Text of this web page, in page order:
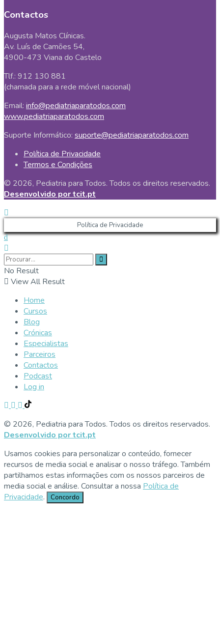
Contactos
Augusta Matos Clínicas.
Av. Luís de Camões 54,
4900-473 Viana do Castelo
Tlf.: 912 130 881
(chamada para a rede móvel nacional)
Email: info@pediatriaparatodos.com
www.pediatriaparatodos.com
Suporte Informático: suporte@pediatriaparatodos.com
Política de Privacidade
Termos e Condições
© 2026, Pediatria para Todos. Todos os direitos reservados.
Desenvolvido por tcit.pt
Política de Privacidade
No Result
View All Result
Home
Cursos
Blog
Crónicas
Especialistas
Parceiros
Contactos
Podcast
Log in
© 2026, Pediatria para Todos. Todos os direitos reservados.
Desenvolvido por tcit.pt
Usamos cookies para personalizar o conteúdo, fornecer
recursos de media social e analisar o nosso tráfego. Também
partilhamos estas informações com os nossos parceiros de
media social e análise. Consultar a nossa Política de
Privacidade. Concordo